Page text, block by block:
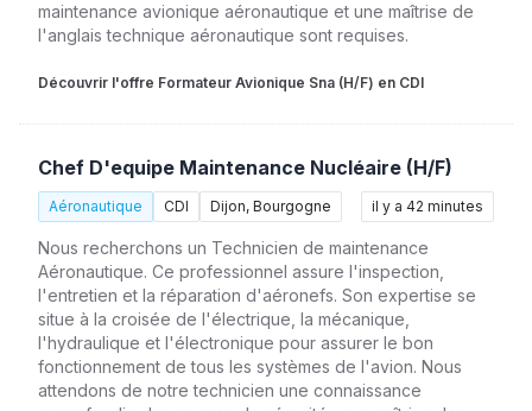
maintenance avionique aéronautique et une maîtrise de
l'anglais technique aéronautique sont requises.
Découvrir l'offre Formateur Avionique Sna (H/F) en CDI
Chef D'equipe Maintenance Nucléaire (H/F)
Aéronautique CDI Dijon, Bourgogne il y a 42 minutes
Nous recherchons un Technicien de maintenance
Aéronautique. Ce professionnel assure l'inspection,
l'entretien et la réparation d'aéronefs. Son expertise se
situe à la croisée de l'électrique, la mécanique,
l'hydraulique et l'électronique pour assurer le bon
fonctionnement de tous les systèmes de l'avion. Nous
attendons de notre technicien une connaissance